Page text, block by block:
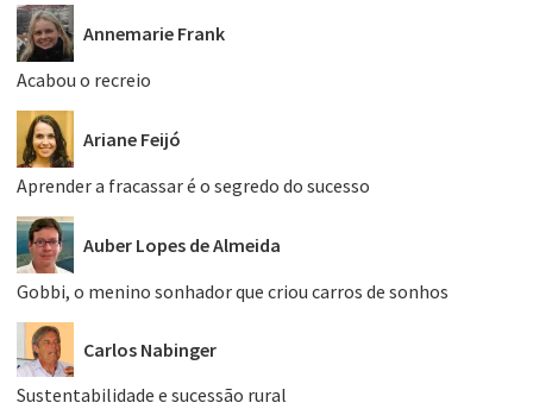
Annemarie Frank
Acabou o recreio
Ariane Feijó
Aprender a fracassar é o segredo do sucesso
Auber Lopes de Almeida
Gobbi, o menino sonhador que criou carros de sonhos
Carlos Nabinger
Sustentabilidade e sucessão rural